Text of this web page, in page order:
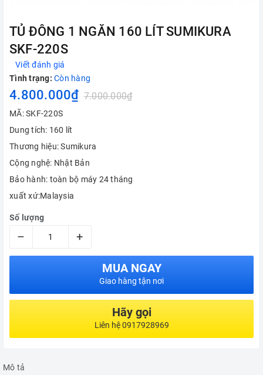
TỦ ĐÔNG 1 NGĂN 160 LÍT SUMIKURA
SKF-220S
Viết đánh giá
Tình trạng: Còn hàng
4.800.000₫ 7.000.000₫
MÃ: SKF-220S
Dung tích: 160 lít
Thương hiệu: Sumikura
Cộng nghệ: Nhật Bản
Bảo hành: toàn bộ máy 24 tháng
xuất xứ:Malaysia
Số lượng
– +
MUA NGAY
Giao hàng tận nơi
Hãy gọi
Liên hệ 0917928969
Mô tả